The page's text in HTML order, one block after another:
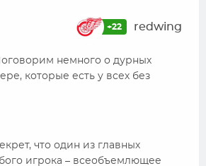
+22 redwing
немного о дурных
которые есть у всех без
что один из главных
игрока – всеобъемлющее